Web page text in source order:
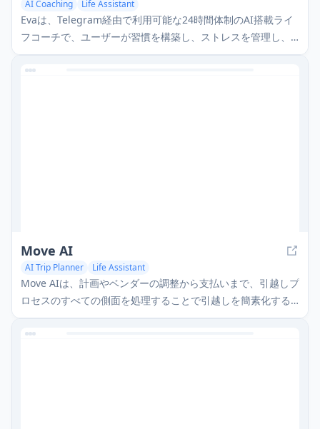
AI Coaching Life Assistant
Evaは、Telegram経由で利用可能な24時間体制のAI搭載ライ
フコーチで、ユーザーが習慣を構築し、ストレスを管理し、
自己啓発を見つけるのを助けます。
Move AI
AI Trip Planner Life Assistant
Move AIは、計画やベンダーの調整から支払いまで、引越しプ
ロセスのすべての側面を処理することで引越しを簡素化する
AI搭載の引越しアシスタントです。